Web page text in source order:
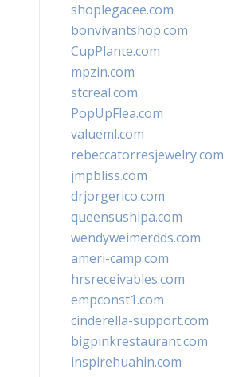
shoplegacee.com
bonvivantshop.com
CupPlante.com
mpzin.com
stcreal.com
PopUpFlea.com
valueml.com
rebeccatorresjewelry.com
jmpbliss.com
drjorgerico.com
queensushipa.com
wendyweimerdds.com
ameri-camp.com
hrsreceivables.com
empconst1.com
cinderella-support.com
bigpinkrestaurant.com
inspirehuahin.com